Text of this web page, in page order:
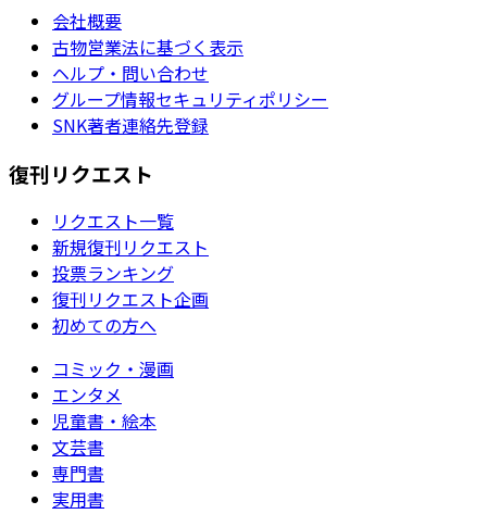
会社概要
古物営業法に基づく表示
ヘルプ・問い合わせ
グループ情報セキュリティポリシー
SNK著者連絡先登録
復刊リクエスト
リクエスト一覧
新規復刊リクエスト
投票ランキング
復刊リクエスト企画
初めての方へ
コミック・漫画
エンタメ
児童書・絵本
文芸書
専門書
実用書